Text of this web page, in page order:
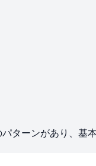
ターンがあり、基